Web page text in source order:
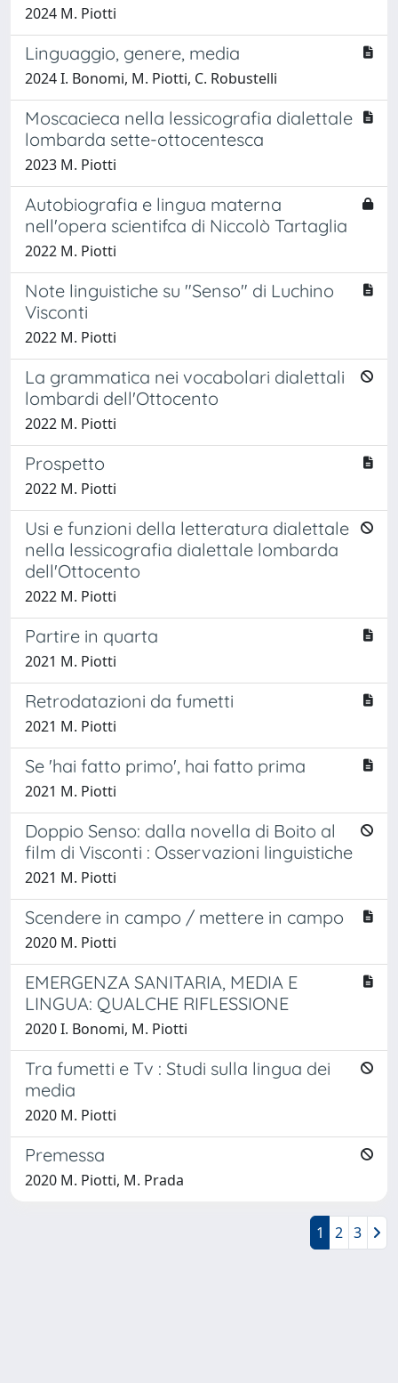
2024 M. Piotti
Linguaggio, genere, media
2024 I. Bonomi, M. Piotti, C. Robustelli
Moscacieca nella lessicografia dialettale
lombarda sette-ottocentesca
2023 M. Piotti
Autobiografia e lingua materna
nell'opera scientifca di Niccolò Tartaglia
2022 M. Piotti
Note linguistiche su "Senso" di Luchino
Visconti
2022 M. Piotti
La grammatica nei vocabolari dialettali
lombardi dell'Ottocento
2022 M. Piotti
Prospetto
2022 M. Piotti
Usi e funzioni della letteratura dialettale
nella lessicografia dialettale lombarda
dell'Ottocento
2022 M. Piotti
Partire in quarta
2021 M. Piotti
Retrodatazioni da fumetti
2021 M. Piotti
Se 'hai fatto primo', hai fatto prima
2021 M. Piotti
Doppio Senso: dalla novella di Boito al
film di Visconti : Osservazioni linguistiche
2021 M. Piotti
Scendere in campo / mettere in campo
2020 M. Piotti
EMERGENZA SANITARIA, MEDIA E
LINGUA: QUALCHE RIFLESSIONE
2020 I. Bonomi, M. Piotti
Tra fumetti e Tv : Studi sulla lingua dei
media
2020 M. Piotti
Premessa
2020 M. Piotti, M. Prada
1 2 3